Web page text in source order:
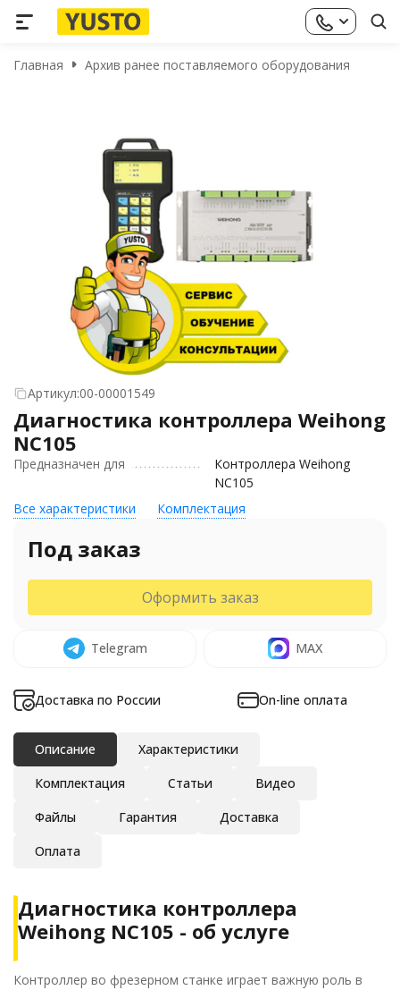
Главная Архив ранее поставляемого оборудования
Артикул:00-00001549
Диагностика контроллера Weihong
NC105
Предназначен для
Контроллера Weihong
NC105
Все характеристики
Комплектация
Под заказ
Оформить заказ
Telegram MAX
Доставка по России On-line оплата
Описание
Характеристики
Комплектация
Статьи
Видео
Файлы
Гарантия
Доставка
Оплата
Диагностика контроллера
Weihong NC105 - об услуге
Контроллер во фрезерном станке играет важную роль в